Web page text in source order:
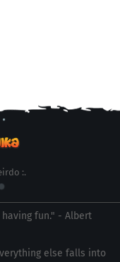
:.
fun." - Albert
else falls into